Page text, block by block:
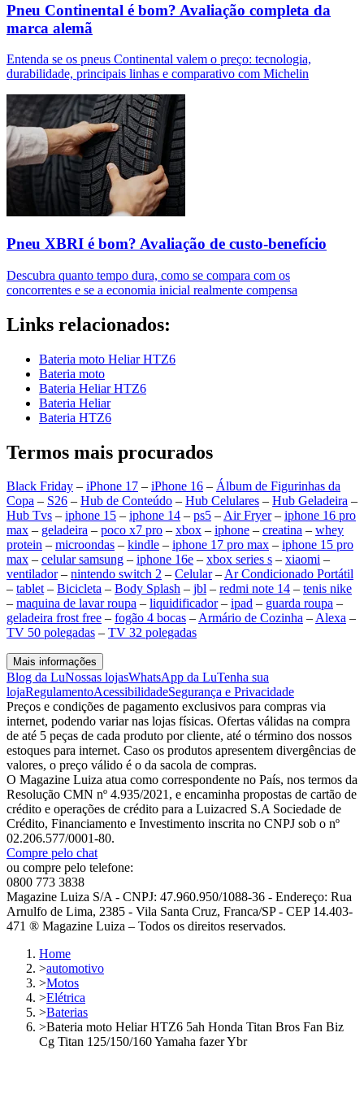
Pneu Continental é bom? Avaliação completa da
marca alemã
Entenda se os pneus Continental valem o preço: tecnologia,
durabilidade, principais linhas e comparativo com Michelin
Pneu XBRI é bom? Avaliação de custo-benefício
Descubra quanto tempo dura, como se compara com os
concorrentes e se a economia inicial realmente compensa
Links relacionados:
Bateria moto Heliar HTZ6
Bateria moto
Bateria Heliar HTZ6
Bateria Heliar
Bateria HTZ6
Termos mais procurados
Black Friday – iPhone 17 – iPhone 16 – Álbum de Figurinhas da
Copa – S26 – Hub de Conteúdo – Hub Celulares – Hub Geladeira –
Hub Tvs – iphone 15 – iphone 14 – ps5 –Air Fryer– iphone 16 pro
max – geladeira – poco x7 pro – xbox – iphone – creatina – whey
protein – microondas – kindle – iphone 17 pro max – iphone 15 pro
max – celular samsung – iphone 16e – xbox series s – xiaomi –
ventilador– nintendo switch 2 – Celular–Ar Condicionado Portátil
– tablet– Bicicleta – Body Splash – jbl – redmi note 14 – tenis nike
– maquina de lavar roupa – liquidificador– ipad – guarda roupa –
geladeira frost free – fogão 4 bocas –Armário de Cozinha –Alexa –
TV 50 polegadas – TV 32 polegadas
Mais informações
Blog da LuNossas lojasWhatsApp da LuTenha sua
lojaRegulamentoAcessibilidadeSegurança e Privacidade
Preços e condições de pagamento exclusivos para compras via
internet, podendo variar nas lojas físicas. Ofertas válidas na compra
de até 5 peças de cada produto por cliente, até o término dos nossos
estoques para internet. Caso os produtos apresentem divergências de
valores, o preço válido é o da sacola de compras.
O Magazine Luiza atua como correspondente no País, nos termos da
Resolução CMN nº 4.935/2021, e encaminha propostas de cartão de
crédito e operações de crédito para a Luizacred S.A Sociedade de
Crédito, Financiamento e Investimento inscrita no CNPJ sob o nº
02.206.577/0001-80.
Compre pelo chat
ou compre pelo telefone:
0800 773 3838
Magazine Luiza S/A - CNPJ: 47.960.950/1088-36 - Endereço: Rua
Arnulfo de Lima, 2385 - Vila Santa Cruz, Franca/SP - CEP 14.403-
471 ® Magazine Luiza – Todos os direitos reservados.
Home
>automotivo
>Motos
>Elétrica
>Baterias
>Bateria moto Heliar HTZ6 5ah Honda Titan Bros Fan Biz
Cg Titan 125/150/160 Yamaha fazer Ybr